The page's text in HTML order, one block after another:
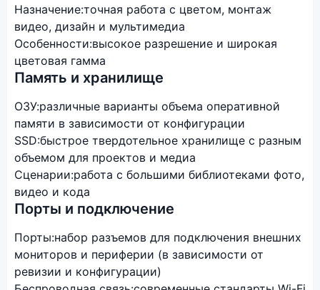
Назначение:точная работа с цветом, монтаж
видео, дизайн и мультимедиа
Особенности:высокое разрешение и широкая
цветовая гамма
Память и хранилище
ОЗУ:различные варианты объема оперативной
памяти в зависимости от конфигурации
SSD:быстрое твердотельное хранилище с разным
объемом для проектов и медиа
Сценарии:работа с большими библиотеками фото,
видео и кода
Порты и подключение
Порты:набор разъемов для подключения внешних
мониторов и периферии (в зависимости от
ревизии и конфигурации)